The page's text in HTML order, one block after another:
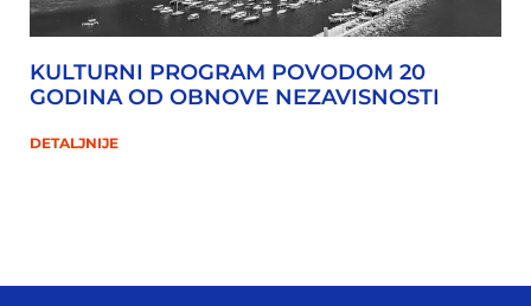
KULTURNI PROGRAM POVODOM 20
GODINA OD OBNOVE NEZAVISNOSTI
DETALJNIJE